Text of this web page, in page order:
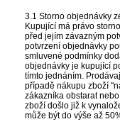
3.1 Storno objednávky
Kupující má právo
před jejím závazným
potvrzení objednávky
smluvené podmínky
objednávky je kupující
tímto jednáním.
případě nákupu zboží
zákazníka obstarat
zboží došlo již k
může být do výše až